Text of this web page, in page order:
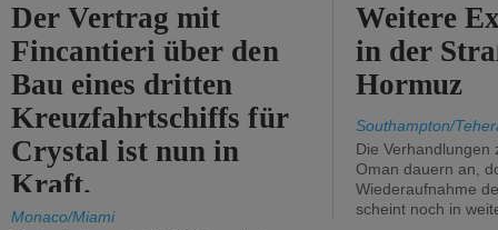
Der Vertrag mit
Fincantieri über den
Bau eines dritten
Kreuzfahrtschiffs für
Crystal ist nun in
Kraft.
Monaco/Miami
Weitere
in der
Hormuz
Southampton/
Die Verhandlungen
Oman dauern an,
Wiederaufnahme
scheint noch in